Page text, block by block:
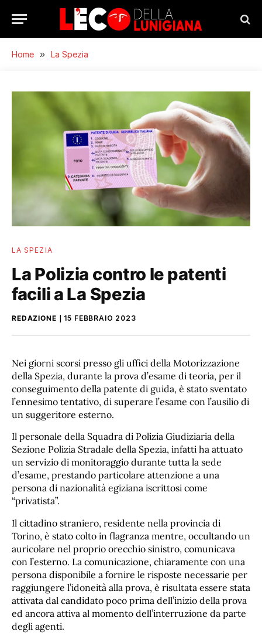
Home » La Spezia
LA SPEZIA
La Polizia contro le patenti
facili a La Spezia
REDAZIONE 15 FEBBRAIO 2023
Nei giorni scorsi presso gli uffici della Motorizzazione
della Spezia, durante la prova d’esame di teoria, per il
conseguimento della patente di guida, è stato sventato
l’ennesimo tentativo, di superare l’esame con l’ausilio di
un suggeritore esterno.
Il personale della Squadra di Polizia Giudiziaria della
Sezione Polizia Stradale della Spezia, infatti ha attuato
un servizio di monitoraggio durante tutta la sede
d’esame, prestando particolare attenzione a una
persona di nazionalità egiziana iscrittosi come
“privatista”.
Il cittadino straniero, residente nella provincia di
Torino, è stato colto in flagranza mentre, occultando un
auricolare nel proprio orecchio sinistro, comunicava
con l’esterno. La comunicazione, chiaramente con una
persona disponibile a fornire le risposte necessarie per
raggiungere l’idoneità alla prova, è risultata essere stata
attivata dal candidato poco prima dell’inizio della prova
ed ancora attiva al momento dell’interruzione da parte
degli agenti.